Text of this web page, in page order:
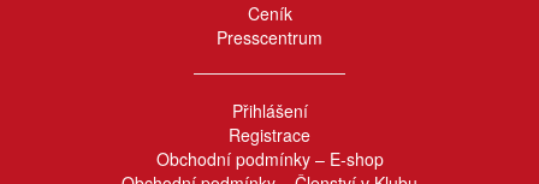
Ceník
Presscentrum
Přihlášení
Registrace
Obchodní podmínky – E-shop